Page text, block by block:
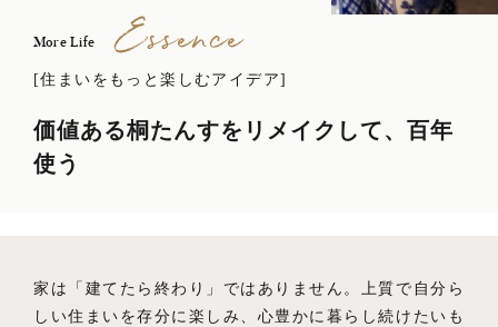
More Life Essence
[住まいをもっと楽しむアイデア]
価値ある桐たんすをリメイクして、百年
使う
家は「建てたら終わり」ではありません。上質で自分ら
しい住まいを存分に楽しみ、心豊かに暮らし続けたいも